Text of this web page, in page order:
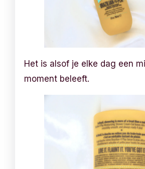
Het is alsof je elke dag een
moment beleeft.